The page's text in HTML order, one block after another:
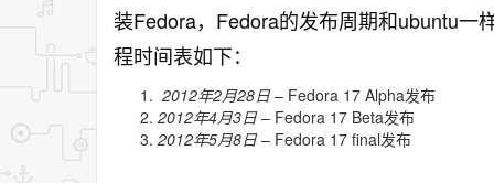
装Fedora，Fedora的发布周期和ubuntu一
程时间表如下：
2012年2月28日– Fedora 17 Alpha发布
2012年4月3日– Fedora 17 Beta发布
2012年5月8日– Fedora 17 final发布